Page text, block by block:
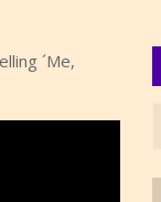
´Me,